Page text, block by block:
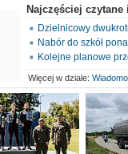
Najczęściej czytane
Dzielnicowy
Nabór do szkół
opinie
Kolejne planowe
Więcej w dziale: